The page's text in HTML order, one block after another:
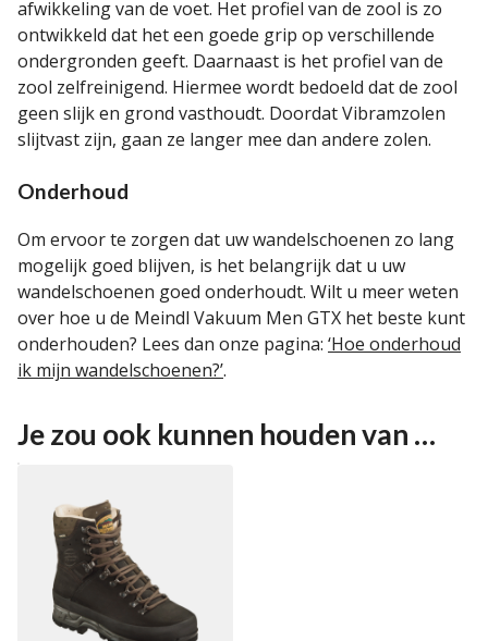
afwikkeling van de voet. Het profiel van de zool is zo
ontwikkeld dat het een goede grip op verschillende
ondergronden geeft. Daarnaast is het profiel van de
zool zelfreinigend. Hiermee wordt bedoeld dat de zool
geen slijk en grond vasthoudt. Doordat Vibramzolen
slijtvast zijn, gaan ze langer mee dan andere zolen.
Onderhoud
Om ervoor te zorgen dat uw wandelschoenen zo lang
mogelijk goed blijven, is het belangrijk dat u uw
wandelschoenen goed onderhoudt. Wilt u meer weten
over hoe u de Meindl Vakuum Men GTX het beste kunt
onderhouden? Lees dan onze pagina: ‘Hoe onderhoud
ik mijn wandelschoenen?’.
Je zou ook kunnen houden van …